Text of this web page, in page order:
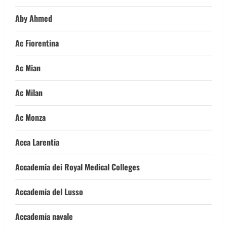
Aby Ahmed
Ac Fiorentina
Ac Mian
Ac Milan
Ac Monza
Acca Larentia
Accademia dei Royal Medical Colleges
Accademia del Lusso
Accademia navale